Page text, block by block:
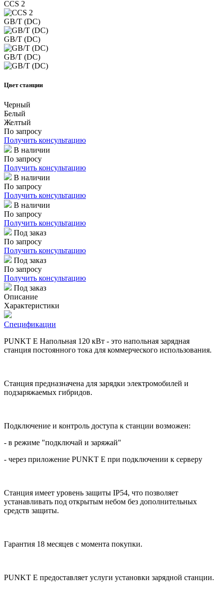
CCS 2
GB/T (DC)
GB/T (DC)
GB/T (DC)
Цвет станции
Черный
Белый
Желтый
По запросу
Получить консультацию
В наличии
По запросу
Получить консультацию
В наличии
По запросу
Получить консультацию
В наличии
По запросу
Получить консультацию
Под заказ
По запросу
Получить консультацию
Под заказ
По запросу
Получить консультацию
Под заказ
Описание
Характеристики
Спецификации
PUNKT E Напольная 120 кВт - это напольная зарядная
станция постоянного тока для коммерческого использования.
Станция предназначена для зарядки электромобилей и
подзаряжаемых гибридов.
Подключение и контроль доступа к станции возможен:
- в режиме "подключай и заряжай"
- через приложение PUNKT E при подключении к серверу
Станция имеет уровень защиты IP54, что позволяет
устанавливать под открытым небом без дополнительных
средств защиты.
Гарантия 18 месяцев с момента покупки.
PUNKT E предоставляет услуги установки зарядной станции.